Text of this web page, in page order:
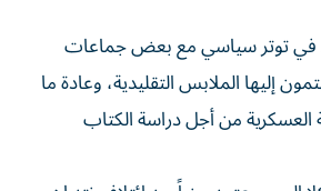
في ‌توتر سياسي مع بعض جماعات
إليها الملابس التقليدية، وعادة ما
العسكرية من أجل دراسة الكتاب